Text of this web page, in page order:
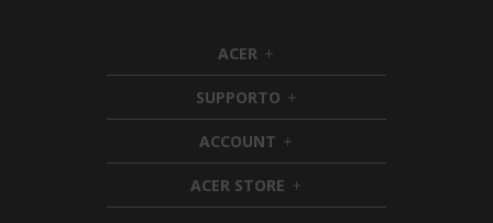
ACER h
i
d
d
e
n
SUPPORTO h
i
d
d
e
n
ACCOUNT h
i
d
d
ACER STORE h
i